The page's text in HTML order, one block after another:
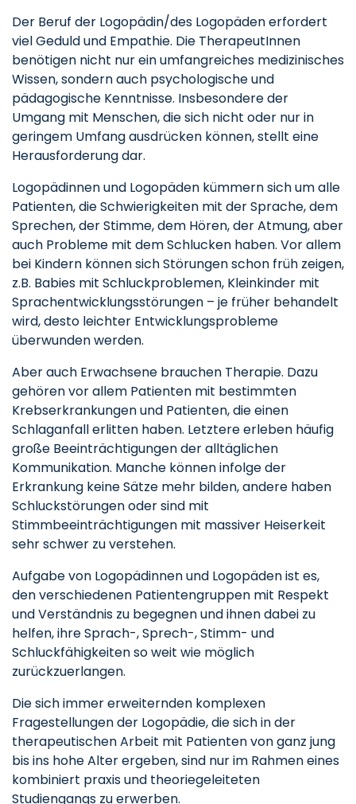
Der Beruf der Logopädin/des Logopäden erfordert
viel Geduld und Empathie. Die TherapeutInnen
benötigen nicht nur ein umfangreiches medizinisches
Wissen, sondern auch psychologische und
pädagogische Kenntnisse. Insbesondere der
Umgang mit Menschen, die sich nicht oder nur in
geringem Umfang ausdrücken können, stellt eine
Herausforderung dar.
Logopädinnen und Logopäden kümmern sich um alle
Patienten, die Schwierigkeiten mit der Sprache, dem
Sprechen, der Stimme, dem Hören, der Atmung, aber
auch Probleme mit dem Schlucken haben. Vor allem
bei Kindern können sich Störungen schon früh zeigen,
z.B. Babies mit Schluckproblemen, Kleinkinder mit
Sprachentwicklungsstörungen – je früher behandelt
wird, desto leichter Entwicklungsprobleme
überwunden werden.
Aber auch Erwachsene brauchen Therapie. Dazu
gehören vor allem Patienten mit bestimmten
Krebserkrankungen und Patienten, die einen
Schlaganfall erlitten haben. Letztere erleben häufig
große Beeinträchtigungen der alltäglichen
Kommunikation. Manche können infolge der
Erkrankung keine Sätze mehr bilden, andere haben
Schluckstörungen oder sind mit
Stimmbeeinträchtigungen mit massiver Heiserkeit
sehr schwer zu verstehen.
Aufgabe von Logopädinnen und Logopäden ist es,
den verschiedenen Patientengruppen mit Respekt
und Verständnis zu begegnen und ihnen dabei zu
helfen, ihre Sprach-, Sprech-, Stimm- und
Schluckfähigkeiten so weit wie möglich
zurückzuerlangen.
Die sich immer erweiternden komplexen
Fragestellungen der Logopädie, die sich in der
therapeutischen Arbeit mit Patienten von ganz jung
bis ins hohe Alter ergeben, sind nur im Rahmen eines
kombiniert praxis und theoriegeleiteten
Studiengangs zu erwerben.